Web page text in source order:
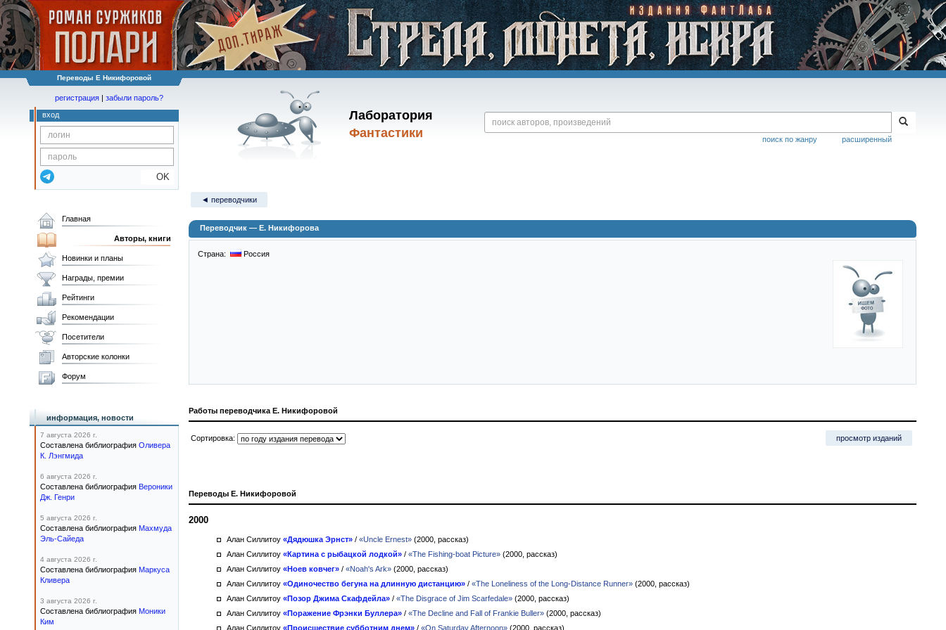
Переводы Е Никифоровой
Лаборатория
Фантастики
расширенный
поиск по жанру
регистрация | забыли пароль?
вход
OK
◄ переводчики
Переводчик — Е. Никифорова
Страна: Россия
Работы переводчика Е. Никифоровой
Сортировка: просмотр изданий
Переводы Е. Никифоровой
2000
Алан Силлитоу «Дядюшка Эрнст» / «Uncle Ernest» (2000, рассказ)
Алан Силлитоу «Картина с рыбацкой лодкой» / «The Fishing-boat Picture» (2000, рассказ)
Алан Силлитоу «Ноев ковчег» / «Noah's Ark» (2000, рассказ)
Алан Силлитоу «Одиночество бегуна на длинную дистанцию» / «The Loneliness of the Long-Distance Runner» (2000, рассказ)
Алан Силлитоу «Позор Джима Скафдейла» / «The Disgrace of Jim Scarfedale» (2000, рассказ)
Алан Силлитоу «Поражение Фрэнки Буллера» / «The Decline and Fall of Frankie Buller» (2000, рассказ)
Алан Силлитоу «Происшествие субботним днем» / «On Saturday Afternoon» (2000, рассказ)
Главная
Авторы, книги
Новинки и планы
Награды, премии
Рейтинги
Рекомендации
Посетители
Авторские колонки
Форум
информация, новости
7 августа 2026 г.
Составлена библиография Оливера
К. Лэнгмида
6 августа 2026 г.
Составлена библиография Вероники
Дж. Генри
5 августа 2026 г.
Составлена библиография Махмуда
Эль-Сайеда
4 августа 2026 г.
Составлена библиография Маркуса
Кливера
3 августа 2026 г.
Составлена библиография Моники
Ким